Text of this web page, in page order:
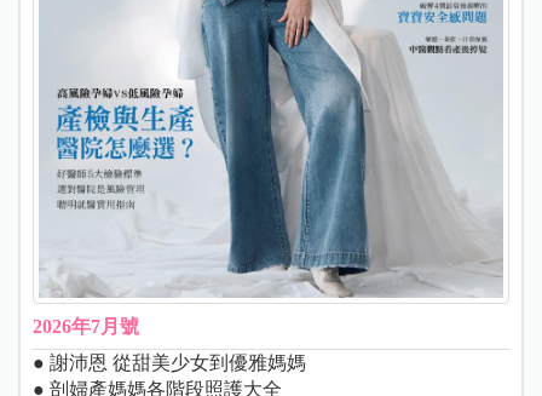
2026年7月號
● 謝沛恩 從甜美少女到優雅媽媽
● 剖婦產媽媽各階段照護大全